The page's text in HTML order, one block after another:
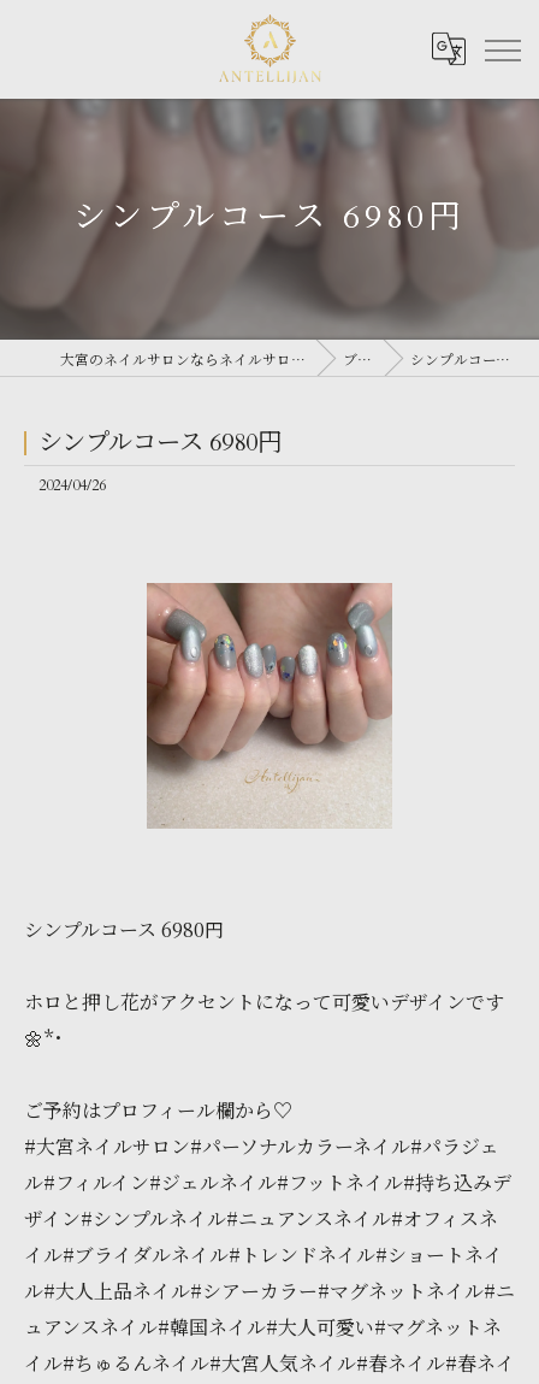
シンプルコース 6980円
大宮のネイルサロンならネイルサロン Antellijan 大宮 ブログ シンプルコース 6980円
シンプルコース 6980円
2024/04/26
シンプルコース 6980円
ホロと押し花がアクセントになって可愛いデザインです
🌼*･
ご予約はプロフィール欄から♡
#大宮ネイルサロン#パーソナルカラーネイル#パラジェ
ル#フィルイン#ジェルネイル#フットネイル#持ち込みデ
ザイン#シンプルネイル#ニュアンスネイル#オフィスネ
イル#ブライダルネイル#トレンドネイル#ショートネイ
ル#大人上品ネイル#シアーカラー#マグネットネイル#ニ
ュアンスネイル#韓国ネイル#大人可愛い#マグネットネ
イル#ちゅるんネイル#大宮人気ネイル#春ネイル#春ネイ